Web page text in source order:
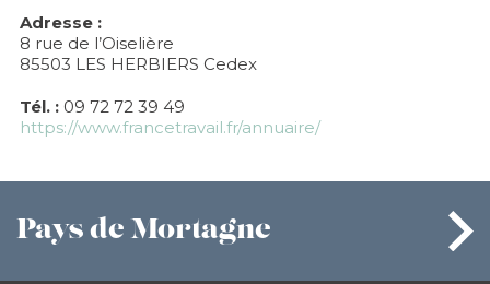
Adresse :
8 rue de l’Oiselière
85503 LES HERBIERS Cedex
Tél. : 09 72 72 39 49
https://www.francetravail.fr/annuaire/
Pays de Mortagne